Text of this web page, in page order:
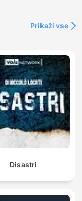
Prikaži vse
Disastri